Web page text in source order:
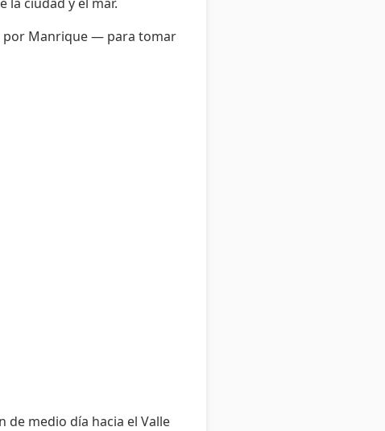
por Manrique — para tomar
de medio día hacia el Valle